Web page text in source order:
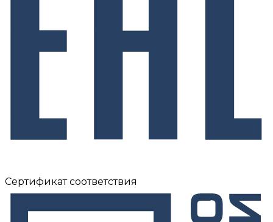
Сертификат соответствия